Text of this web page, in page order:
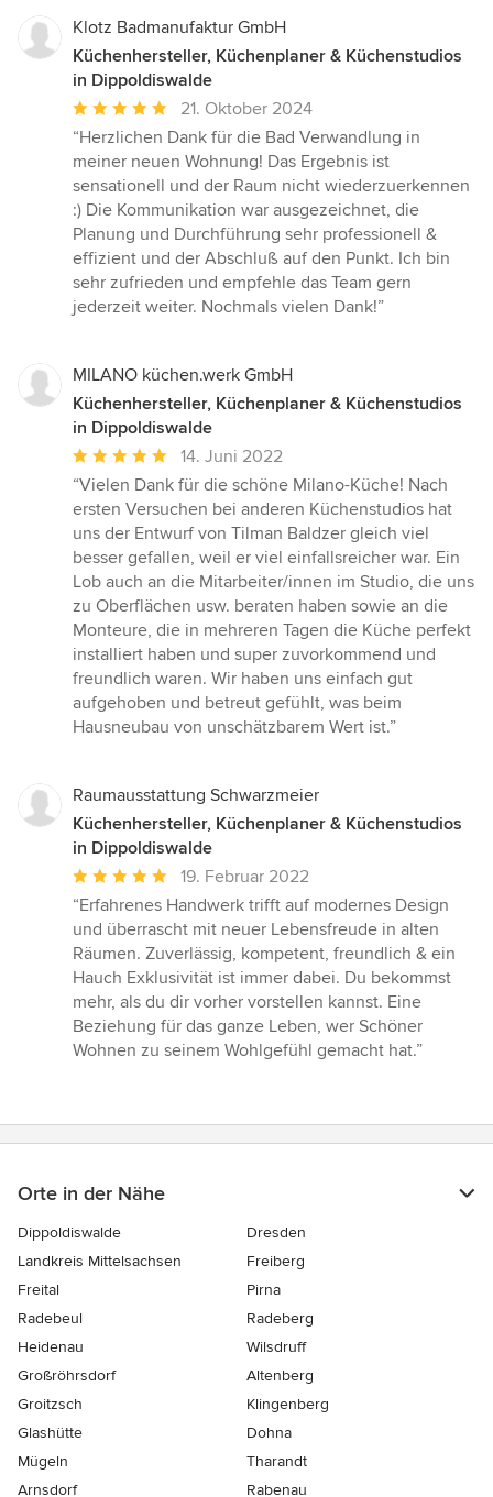
Klotz Badmanufaktur GmbH
Küchenhersteller, Küchenplaner & Küchenstudios
in Dippoldiswalde
Durchschnittliche
Bewertung:
5
von
5
Sternen
21. Oktober 2024
“Herzlichen Dank für die Bad Verwandlung in
meiner neuen Wohnung! Das Ergebnis ist
sensationell und der Raum nicht wiederzuerkennen
:) Die Kommunikation war ausgezeichnet, die
Planung und Durchführung sehr professionell &
effizient und der Abschluß auf den Punkt. Ich bin
sehr zufrieden und empfehle das Team gern
jederzeit weiter. Nochmals vielen Dank!”
MILANO küchen.werk GmbH
Küchenhersteller, Küchenplaner & Küchenstudios
in Dippoldiswalde
Durchschnittliche
Bewertung:
5
von
5
Sternen
14. Juni 2022
“Vielen Dank für die schöne Milano-Küche! Nach
ersten Versuchen bei anderen Küchenstudios hat
uns der Entwurf von Tilman Baldzer gleich viel
besser gefallen, weil er viel einfallsreicher war. Ein
Lob auch an die Mitarbeiter/innen im Studio, die uns
zu Oberflächen usw. beraten haben sowie an die
Monteure, die in mehreren Tagen die Küche perfekt
installiert haben und super zuvorkommend und
freundlich waren. Wir haben uns einfach gut
aufgehoben und betreut gefühlt, was beim
Hausneubau von unschätzbarem Wert ist.”
Raumausstattung Schwarzmeier
Küchenhersteller, Küchenplaner & Küchenstudios
in Dippoldiswalde
Durchschnittliche
Bewertung:
5
von
5
Sternen
19. Februar 2022
“Erfahrenes Handwerk trifft auf modernes Design
und überrascht mit neuer Lebensfreude in alten
Räumen. Zuverlässig, kompetent, freundlich & ein
Hauch Exklusivität ist immer dabei. Du bekommst
mehr, als du dir vorher vorstellen kannst. Eine
Beziehung für das ganze Leben, wer Schöner
Wohnen zu seinem Wohlgefühl gemacht hat.”
Orte in der Nähe
Dippoldiswalde
Dresden
Landkreis Mittelsachsen
Freiberg
Freital
Pirna
Radebeul
Radeberg
Heidenau
Wilsdruff
Großröhrsdorf
Altenberg
Groitzsch
Klingenberg
Glashütte
Dohna
Mügeln
Tharandt
Arnsdorf
Rabenau